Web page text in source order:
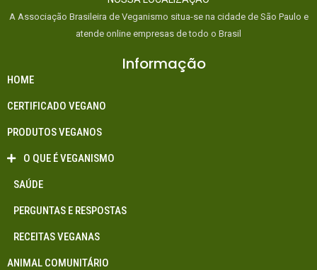
A Associação Brasileira de Veganismo situa-se na cidade de São Paulo e
atende online empresas de todo o Brasil
Informação
HOME
CERTIFICADO VEGANO
PRODUTOS VEGANOS
O QUE É VEGANISMO
SAÚDE
PERGUNTAS E RESPOSTAS
RECEITAS VEGANAS
ANIMAL COMUNITÁRIO